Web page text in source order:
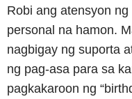
Robi ang atensyon
personal na hamon.
nagbigay ng suporta
ng pag-asa para sa
pagkakaroon ng